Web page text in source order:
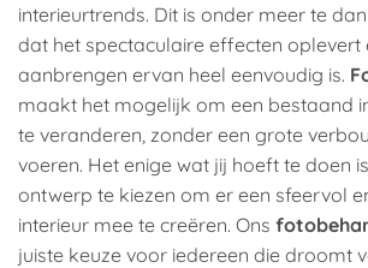
interieurtrends. Dit is onder meer te
dat het spectaculaire effecten oplevert
aanbrengen ervan heel eenvoudig is.
maakt het mogelijk om een bestaand
te veranderen, zonder een grote
voeren. Het enige wat jij hoeft te doen
ontwerp te kiezen om er een sfeervol
interieur mee te creëren. Ons
juiste keuze voor iedereen die droomt